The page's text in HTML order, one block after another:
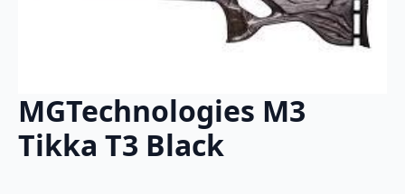
MGTechnologies M3
Tikka T3 Black